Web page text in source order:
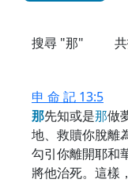
搜尋 "那"
申 命 記 13:5
那先知或是那做
地、救贖你脫
勾引你離開耶
將他治死。這樣